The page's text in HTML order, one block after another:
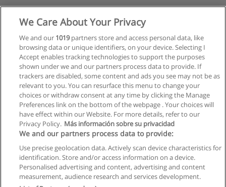
Allgemeinen geschäftsbedingungen
Datenschutzpolitik
We Care About Your Privacy
We and our 1019partners store and access personal data, like
browsing data or unique identifiers, on your device. Selecting I
Accept enables tracking technologies to support the purposes
shown under we and our partners process data to provide. If
trackers are disabled, some content and ads you see may not be as
relevant to you. You can resurface this menu to change your
choices or withdraw consent at any time by clicking the Manage
Preferences link on the bottom of the webpage . Your choices will
have effect within our Website. For more details, refer to our
Privacy Policy. Más información sobre su privacidad
We and our partners process data to provide:
Use precise geolocation data. Actively scan device characteristics for
identification. Store and/or access information on a device.
Personalised advertising and content, advertising and content
measurement, audience research and services development.